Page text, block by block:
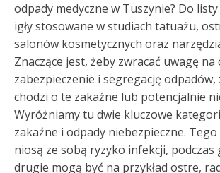
odpady medyczne w Tuszynie? Do
igły stosowane w studiach tatuażu,
salonów kosmetycznych oraz
Znaczące jest, żeby zwracać uwagę
zabezpieczenie i segregację odpadów,
chodzi o te zakaźne lub potencjalnie
Wyróżniamy tu dwie kluczowe
zakaźne i odpady niebezpieczne.
niosą ze sobą ryzyko infekcji, podczas
drugie mogą być na przykład ostre,